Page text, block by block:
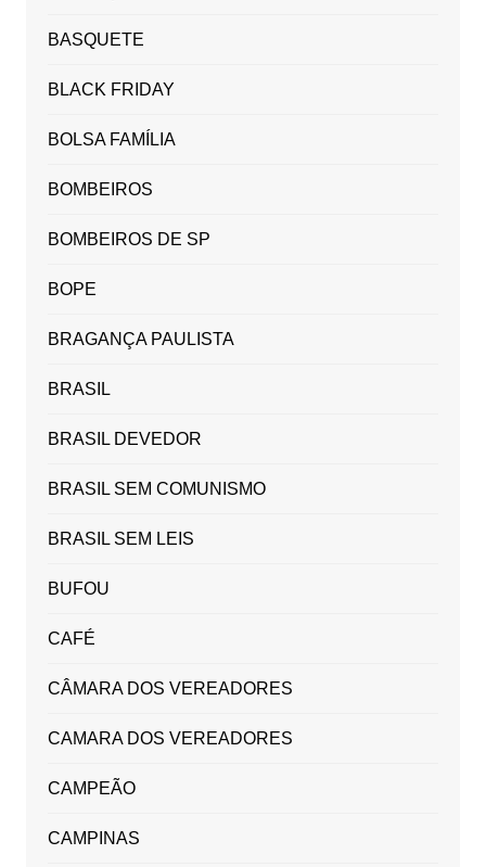
BASQUETE
BLACK FRIDAY
BOLSA FAMÍLIA
BOMBEIROS
BOMBEIROS DE SP
BOPE
BRAGANÇA PAULISTA
BRASIL
BRASIL DEVEDOR
BRASIL SEM COMUNISMO
BRASIL SEM LEIS
BUFOU
CAFÉ
CÂMARA DOS VEREADORES
CAMARA DOS VEREADORES
CAMPEÃO
CAMPINAS